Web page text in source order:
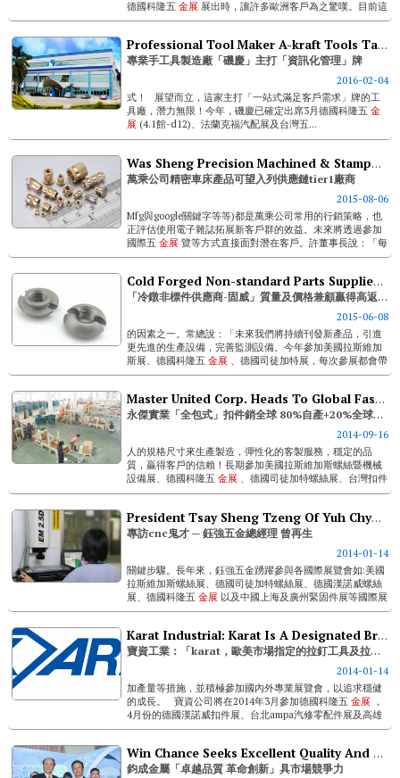
德國科隆五 金展 展出時，讓許多歐洲客戶為之驚嘆。目前這
項產品透過世鎧在澳洲、日本、美國、韓國、巴西和歐洲的
Professional Tool Maker A-kraft Tools Targeting At “informatized Management”
專業手工具製造廠「磯慶」主打「資訊化管理」牌
2016-02-04
式！ 展望而立，這家主打「一站式滿足客戶需求」牌的工
具廠，潛力無限！今年，磯慶已確定出席3月德國科隆五 金
展 (4.1館-d12)、法蘭克福汽配展及台灣五...
Was Sheng Precision Machined & Stamped Parts Exhibit Potential
萬乘公司精密車床產品可望入列供應鏈tier1廠商
2015-08-06
Mfg與google關鍵字等等)都是萬乘公司常用的行銷策略，也
正評估使用電子雜誌拓展新客戶群的效益。未來將透過參加
國際五 金展覽等方式直接面對潛在客戶。許董事長說：「每
家企業的經營模式不同，需要的銷售通路也不同。了解公司
Cold Forged Non-standard Parts Supplier Goodway Achieves High 2nd Time Purchase Rate With Best Quality And Prices
「冷鐓非標件供應商-固威」質量及價格兼顧贏得高返單率
2015-06-08
的因素之一。常總說：「未來我們將持續刊發新產品，引進
更先進的生產設備，完善監測設備。今年參加美國拉斯維加
斯展、德國科隆五 金展 、德國司徒加特展，每次參展都會帶
上新產品，盼能將好的產品和服務帶給更多的客戶。」...
Master United Corp. Heads To Global Fastener Sale With Comprehensive Service
永傑實業「全包式」扣件銷全球 80%自產+20%全球採購=100%精準化服務
2014-09-16
人的規格尺寸來生產製造，彈性化的客製服務，穩定的品
質，贏得客戶的信賴！長期參加美國拉斯維加斯螺絲暨機械
設備展、德國科隆五 金展 、德國司徒加特螺絲展、台灣扣件
展及全球其他專業螺絲展，主力產品受到不少關注與洽詢。
President Tsay Sheng Tzeng Of Yuh Chyang Hardware, The Cnc Machining Parts Genius
專訪cnc鬼才 ─ 鈺強五金總經理 曾再生
2014-01-14
關鍵步驟。長年來，鈺強五金踴躍參與各國際展覽會如:美國
拉斯維加斯螺絲展、德國司徒加特螺絲展、德國漢諾威螺絲
展、德國科隆五 金展 以及中國上海及廣州緊固件展等國際展
覽會，藉由參與海外展覽，不僅能在展會上被看見，也能多
Karat Industrial: Karat Is A Designated Brand In Europe And Usa
寶資工業：「karat，歐美市場指定的拉釘工具及拉帽工具商品」
2014-01-14
加產量等措施，並積極參加國內外專業展覽會，以追求穩健
的成長。 寶資公司將在2014年3月參加德國科隆五 金展
，
4月份的德國漢諾威扣件展、台北ampa汽修零配件展及高雄
國際扣件展，9月的德國法蘭克福automechanika汽修零...
Win Chance Seeks Excellent Quality And Revolutionary Innovation Being Competitive In The Market
鈞成金屬「卓越品質 革命創新」具市場競爭力